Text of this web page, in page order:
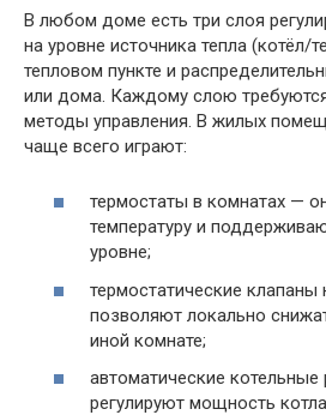
В любом доме есть три слоя
на уровне источника тепла (котёл/
тепловом пункте и
или дома. Каждому слою
методы управления. В жилых
чаще всего играют:
термостаты в комнатах —
температуру и
уровне;
термостатические
позволяют локально
иной комнате;
автоматические
регулируют мощность